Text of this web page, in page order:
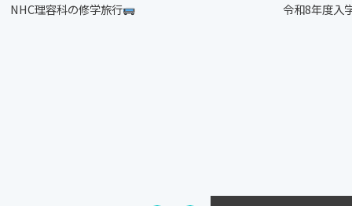
NHC理容科の修学旅行 令和8年度入